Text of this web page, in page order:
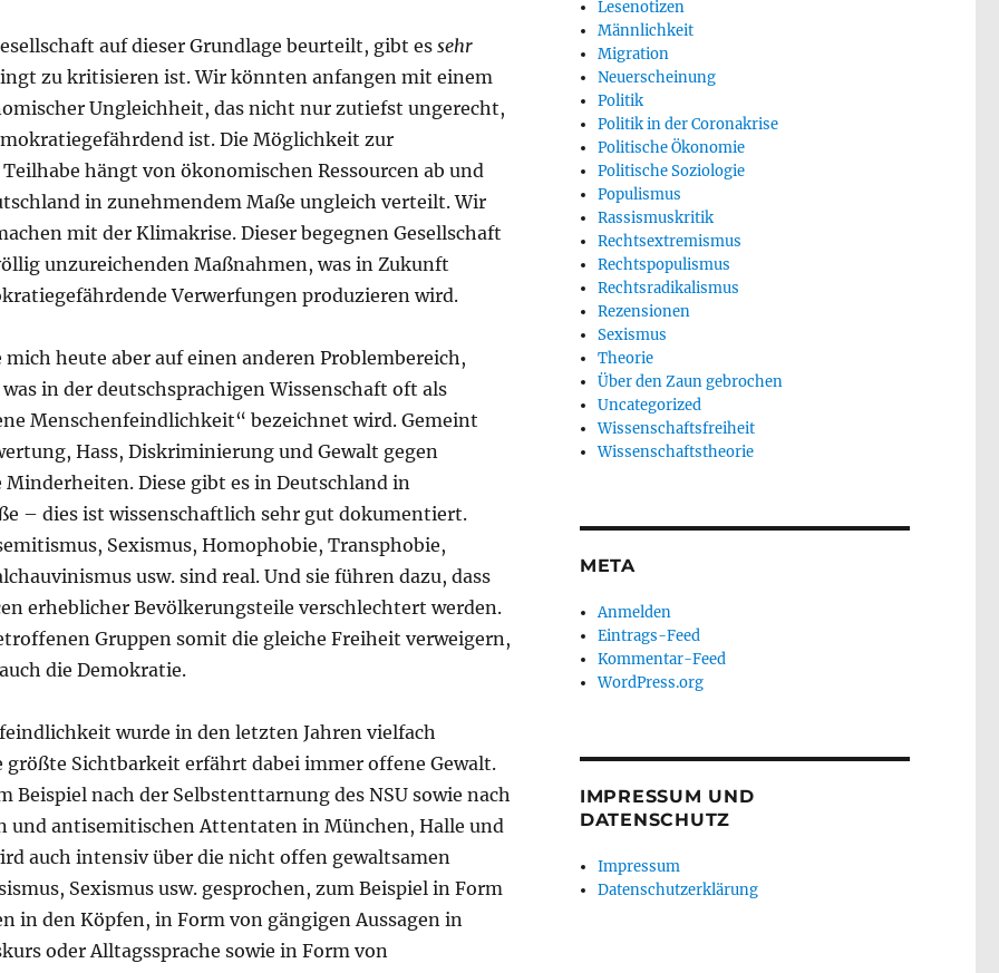
auf dieser Grundlage beurteilt, gibt es sehr
zu kritisieren ist. Wir könnten anfangen mit einem
Ungleichheit, das nicht nur zutiefst ungerecht,
ist. Die Möglichkeit zur
hängt von ökonomischen Ressourcen ab und
in zunehmendem Maße ungleich verteilt. Wir
mit der Klimakrise. Dieser begegnen Gesellschaft
unzureichenden Maßnahmen, was in Zukunft
Verwerfungen produzieren wird.
heute aber auf einen anderen Problembereich,
in der deutschsprachigen Wissenschaft oft als
Menschenfeindlichkeit“ bezeichnet wird. Gemeint
Hass, Diskriminierung und Gewalt gegen
Minderheiten. Diese gibt es in Deutschland in
– dies ist wissenschaftlich sehr gut dokumentiert.
Sexismus, Homophobie, Transphobie,
usw. sind real. Und sie führen dazu, dass
erheblicher Bevölkerungsteile verschlechtert werden.
Gruppen somit die gleiche Freiheit verweigern,
die Demokratie.
wurde in den letzten Jahren vielfach
Sichtbarkeit erfährt dabei immer offene Gewalt.
Beispiel nach der Selbstenttarnung des NSU sowie nach
und antisemitischen Attentaten in München, Halle und
auch intensiv über die nicht offen gewaltsamen
Sexismus usw. gesprochen, zum Beispiel in Form
in den Köpfen, in Form von gängigen Aussagen in
oder Alltagssprache sowie in Form von
Lesenotizen
Männlichkeit
Migration
Neuerscheinung
Politik
Politik in der Coronakrise
Politische Ökonomie
Politische Soziologie
Populismus
Rassismuskritik
Rechtsextremismus
Rechtspopulismus
Rechtsradikalismus
Rezensionen
Sexismus
Theorie
Über den Zaun gebrochen
Uncategorized
Wissenschaftsfreiheit
Wissenschaftstheorie
META
Anmelden
Eintrags-Feed
Kommentar-Feed
WordPress.org
IMPRESSUM UND
DATENSCHUTZ
Impressum
Datenschutzerklärung